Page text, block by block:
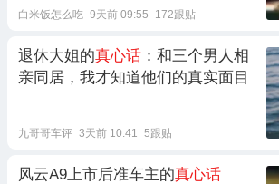
白米饭怎么吃 9天前 09:55 172跟贴
退休大姐的真心话 ：和三个男人相
亲同居，我才知道他们的真实面目
九哥哥车评 3天前 10:41 5跟贴
风云A9上市后准车主的真心话